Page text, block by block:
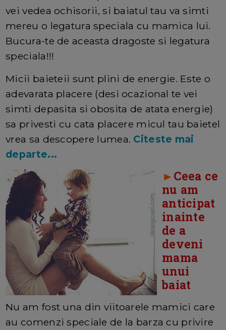
vei vedea ochisorii, si baiatul tau va simti
mereu o legatura speciala cu mamica lui.
Bucura-te de aceasta dragoste si legatura
speciala!!!
Micii baieteii sunt plini de energie. Este o
adevarata placere (desi ocazional te vei
simti depasita si obosita de atata energie)
sa privesti cu cata placere micul tau baietel
vrea sa descopere lumea. Citeste mai
departe...
► Ceea ce
nu am
anticipat
inainte
de a
deveni
mama
unui
baiat
Nu am fost una din viitoarele mamici care
au comenzi speciale de la barza cu privire